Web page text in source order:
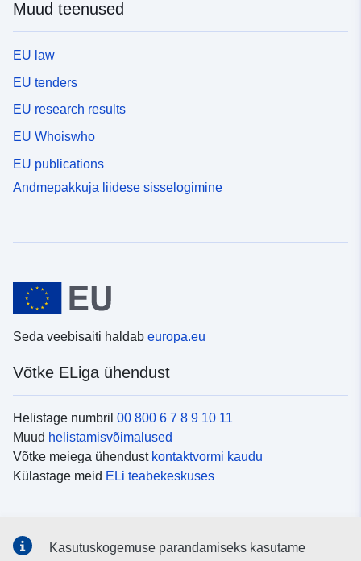
Muud teenused
EU law
EU tenders
EU research results
EU Whoiswho
EU publications
Andmepakkuja liidese sisselogimine
Seda veebisaiti haldab europa.eu
Võtke ELiga ühendust
Helistage numbril 00 800 6 7 8 9 10 11
Muud helistamisvõimalused
Võtke meiega ühendust kontaktvormi kaudu
Külastage meid ELi teabekeskuses
Kasutuskogemuse parandamiseks kasutame